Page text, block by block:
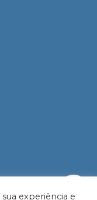
experiência e